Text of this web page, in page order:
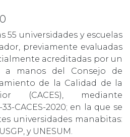
55 universidades y escuelas
previamente evaluadas
acreditadas por un
manos del Consejo de
de la Calidad de la
(CACES), mediante
CACES-2020; en la que se
universidades manabitas:
y UNESUM.